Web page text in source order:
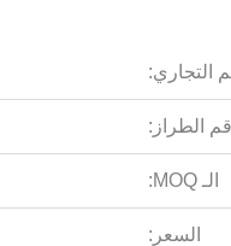
التجاري:
الطراز:
الـ MOQ:
السعر: